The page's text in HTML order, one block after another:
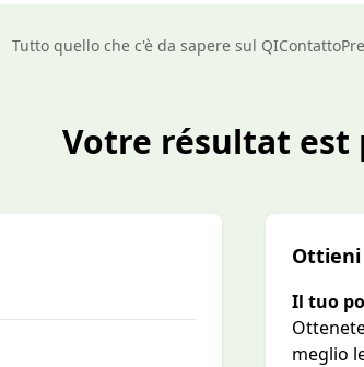
Tutto quello che c'è da sapere sul QIContatto
Votre résultat est
Il tuo
meglio